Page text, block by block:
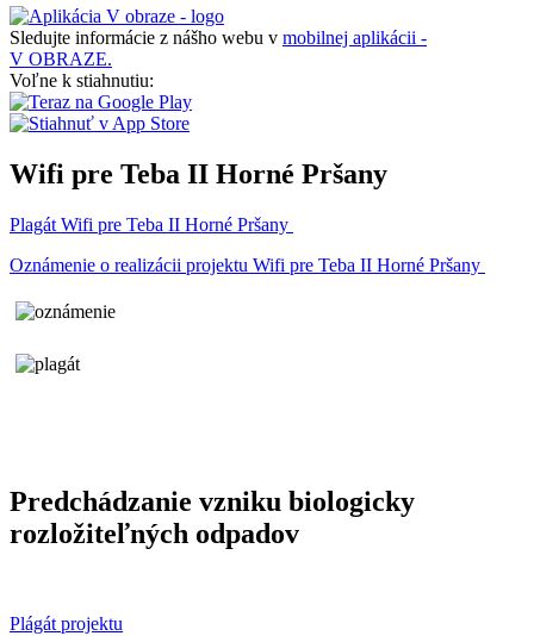
Sledujte informácie z nášho webu v mobilnej aplikácii -
V OBRAZE.
Voľne k stiahnutiu:
Wifi pre Teba II Horné Pršany
Plagát Wifi pre Teba II Horné Pršany
Oznámenie o realizácii projektu Wifi pre Teba II Horné Pršany
Predchádzanie vzniku biologicky
rozložiteľných odpadov
Plágát projektu